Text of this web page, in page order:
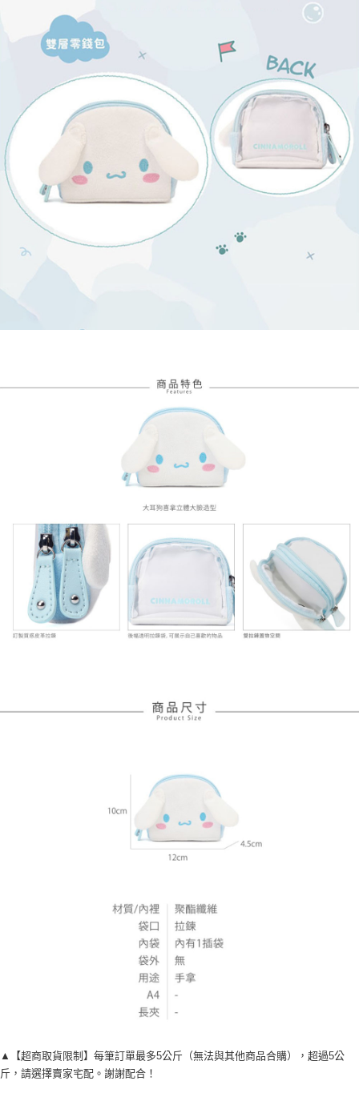
▲【超商取貨限制】每筆訂單最多5公斤（無法與其他商品合購），超過5公
斤，請選擇賣家宅配。謝謝配合！